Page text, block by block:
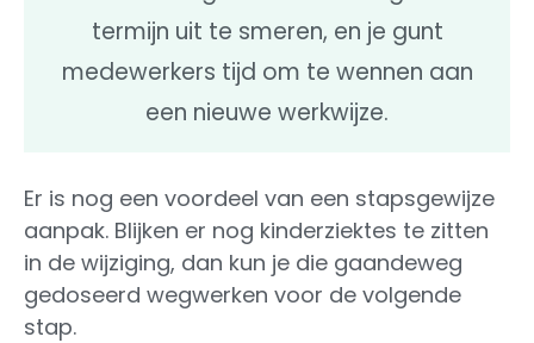
termijn uit te smeren, en je gunt
medewerkers tijd om te wennen aan
een nieuwe werkwijze.
Er is nog een voordeel van een stapsgewijze
aanpak. Blijken er nog kinderziektes te zitten
in de wijziging, dan kun je die gaandeweg
gedoseerd wegwerken voor de volgende
stap.